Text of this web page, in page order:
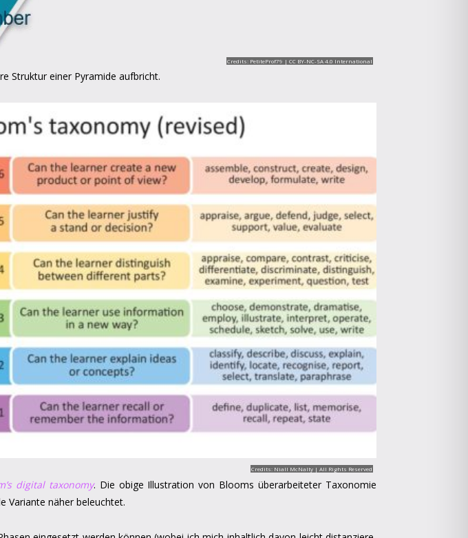
Credits: PetiteProf79 | CC BY-NC-SA 4.0 International
Struktur einer Pyramide aufbricht.
Credits: Niall McNalty| All Rights Reserved
digital taxonomy. Die obige Illustration von Blooms überarbeiteter Taxonomie
Variante näher beleuchtet.